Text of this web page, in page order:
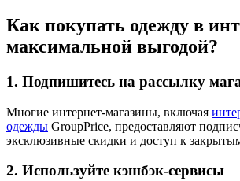
Как покупать одежду в
максимальной выгодой?
1. Подпишитесь на рассылку
Многие интернет-магазины, включая
одежды GroupPrice, предоставляют
эксклюзивные скидки и доступ к
2. Используйте кэшбэк-сервисы